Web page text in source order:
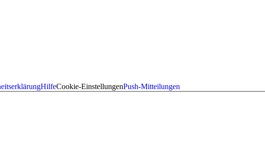
HilfeCookie-EinstellungenPush-Mitteilungen